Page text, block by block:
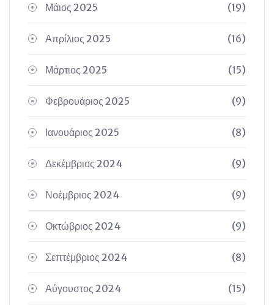
Μάιος 2025 (19)
Απρίλιος 2025 (16)
Μάρτιος 2025 (15)
Φεβρουάριος 2025 (9)
Ιανουάριος 2025 (8)
Δεκέμβριος 2024 (9)
Νοέμβριος 2024 (9)
Οκτώβριος 2024 (9)
Σεπτέμβριος 2024 (8)
Αύγουστος 2024 (15)